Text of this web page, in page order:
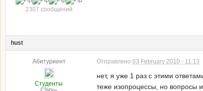
2307 сообщений
hust
Абитуриент
Студенты
Отправлено 03 February 2010 - 11:13
нет, я уже 1 раз с этими
теже изопроцессы, но вопросы